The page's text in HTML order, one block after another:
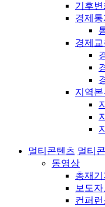
기후
경제통
경제교
지역본
멀티콘텐츠 멀티
동영상
총재기
보도
컨퍼런